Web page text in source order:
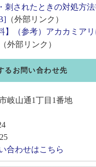
刺されたときの対処方
（外部リンク）
】（参考）アカカミア
（外部リンク）
るお問い合わせ先
岐山通1丁目1番地
合わせはこちら